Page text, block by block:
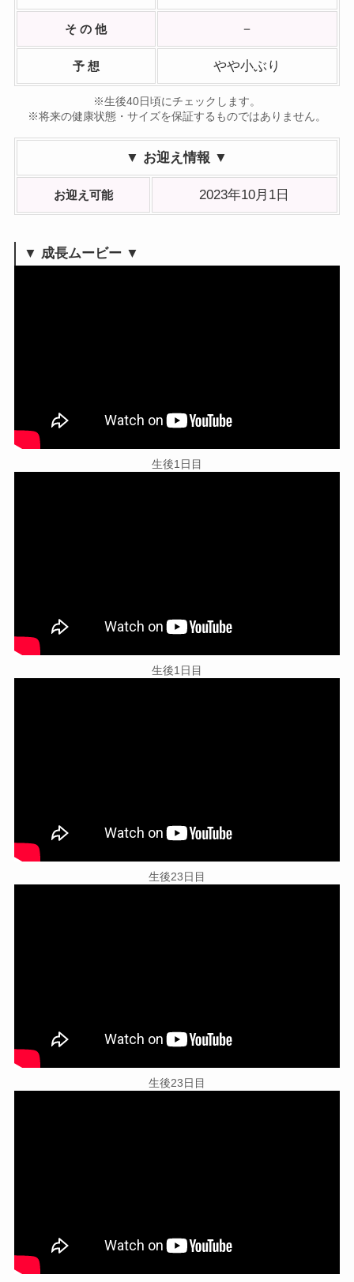
そ の 他 －
予 想 やや小ぶり
※生後40日頃にチェックします。
※将来の健康状態・サイズを保証するものではありません。
▼ お迎え情報 ▼
お迎え可能 2023年10月1日
▼ 成長ムービー ▼
生後1日目
生後1日目
生後23日目
生後23日目